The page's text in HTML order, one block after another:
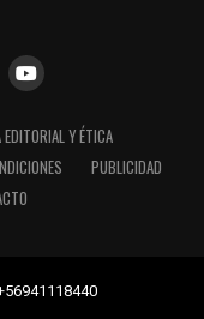
Y ÉTICA
PUBLICIDAD